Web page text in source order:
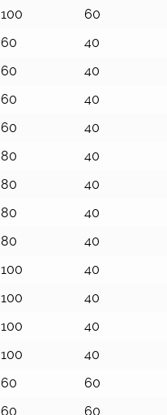
100 60
60 40
60 40
60 40
60 40
80 40
80 40
80 40
80 40
100 40
100 40
100 40
100 40
60 60
60 60